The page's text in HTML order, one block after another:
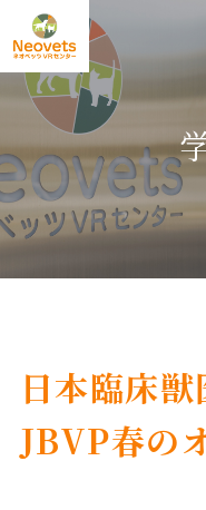
日本臨床
JBVP春の